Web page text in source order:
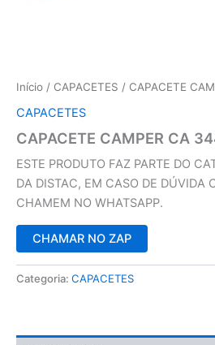
Início / CAPACETES / CAPACETE
CAPACETES
CAPACETE CAMPER CA
ESTE PRODUTO FAZ PARTE DO
DA DISTAC, EM CASO DE DÚVIDA
CHAMEM NO WHATSAPP.
CHAMAR NO ZAP
Categoria: CAPACETES